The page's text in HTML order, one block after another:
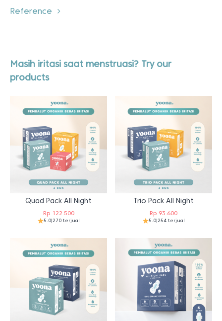
Reference
Masih iritasi saat menstruasi? Try our
products
Quad Pack All Night
Rp122.500
5.0|270 terjual
Trio Pack All Night
Rp 93.600
5.0|254 terjual